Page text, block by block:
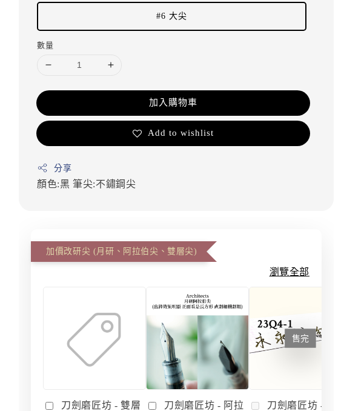
#6 大尖
數量
加入購物車
Add to wishlist
分享
顏色:黑筆尖:不鏽鋼尖
加價改研尖 (月研、阿拉伯尖、雙層尖)
瀏覽全部
刀劍磨匠坊 - 雙層
刀劍磨匠坊 - 阿拉
售完
刀劍磨匠坊 - 月研